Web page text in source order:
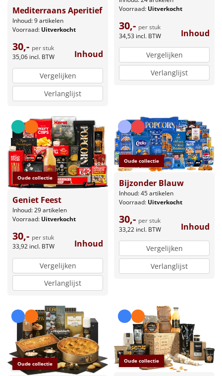
Mediterraans Aperitief
Inhoud: 9 artikelen
Voorraad: Uitverkocht
30,- per stuk
35,06 incl. BTW Inhoud
Vergelijken
Verlanglijst
Voorraad: Uitverkocht
30,- per stuk
34,53 incl. BTW Inhoud
Vergelijken
Verlanglijst
Oude collectie
Geniet Feest
Inhoud: 29 artikelen
Voorraad: Uitverkocht
30,- per stuk
33,92 incl. BTW Inhoud
Vergelijken
Verlanglijst
Oude collectie
Bijzonder Blauw
Inhoud: 45 artikelen
Voorraad: Uitverkocht
30,- per stuk
33,22 incl. BTW Inhoud
Vergelijken
Verlanglijst
Oude collectie Oude collectie